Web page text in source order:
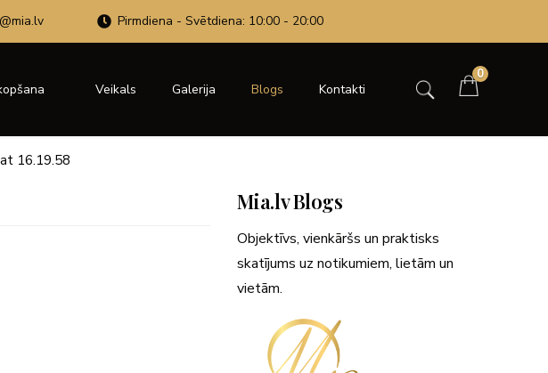
Pirmdiena - Svētdiena: 10:00 - 20:00
Veikals Galerija Blogs Kontakti
0
16.19.58
Mia.lv Blogs
Objektīvs, vienkāršs un praktisks
skatījums uz notikumiem, lietām un
vietām.